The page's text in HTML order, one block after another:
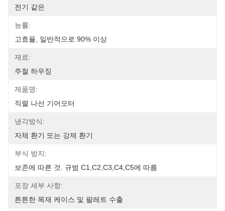
전기 같은
능률:
고효율, 일반적으로 90% 이상
재료:
주철 하우징
제품명:
직렬 나선 기어모터
냉각방식:
자체 환기 또는 강제 환기
부식 방지:
보존에 따른 것. 규범 C1,C2,C3,C4,C5에 따름
포장 세부 사항:
튼튼한 목재 케이스 및 팔레트 수출